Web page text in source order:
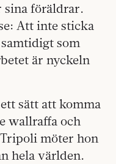
sina föräldrar.
Att inte sticka
som
är nyckeln
sätt att komma
wallraffa och
möter hon
hela världen.